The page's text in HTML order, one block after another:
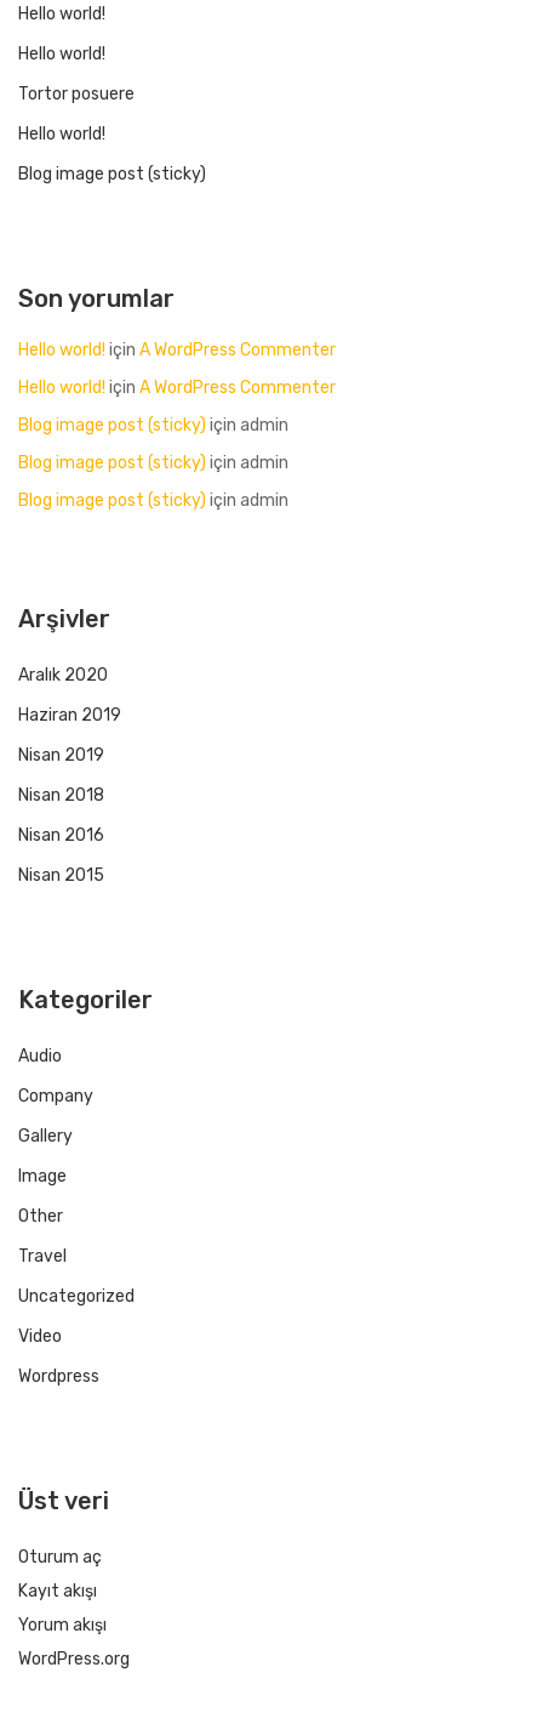
Hello world!
Hello world!
Tortor posuere
Hello world!
Blog image post (sticky)
Son yorumlar
Hello world! için A WordPress Commenter
Hello world! için A WordPress Commenter
Blog image post (sticky) için admin
Blog image post (sticky) için admin
Blog image post (sticky) için admin
Arşivler
Aralık 2020
Haziran 2019
Nisan 2019
Nisan 2018
Nisan 2016
Nisan 2015
Kategoriler
Audio
Company
Gallery
Image
Other
Travel
Uncategorized
Video
Wordpress
Üst veri
Oturum aç
Kayıt akışı
Yorum akışı
WordPress.org